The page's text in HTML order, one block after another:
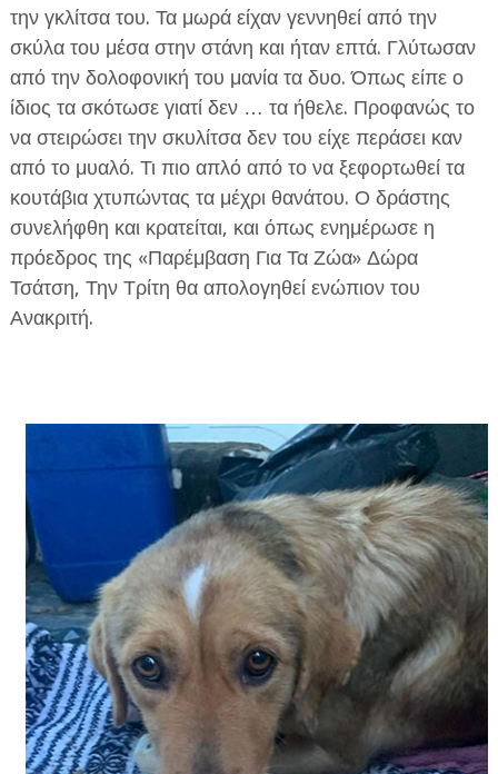
ΕΦΗΜΕΡΙΔΑ Η ΠΑΡΓΑ
ΠΛΗΡΟΦΟΡΙΕΣ
την γκλίτσα του. Τα μωρά είχαν γεννηθεί από την
σκύλα του μέσα στην στάνη και ήταν επτά. Γλύτωσαν
από την δολοφονική του μανία τα δυο. Όπως είπε ο
ίδιος τα σκότωσε γιατί δεν … τα ήθελε. Προφανώς το
να στειρώσει την σκυλίτσα δεν του είχε περάσει καν
από το μυαλό. Τι πιο απλό από το να ξεφορτωθεί τα
κουτάβια χτυπώντας τα μέχρι θανάτου. Ο δράστης
συνελήφθη και κρατείται, και όπως ενημέρωσε η
πρόεδρος της «Παρέμβαση Για Τα Ζώα» Δώρα
Τσάτση, Την Τρίτη θα απολογηθεί ενώπιον του
Ανακριτή.